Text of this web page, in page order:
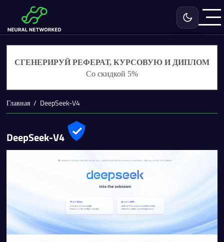
Включить
СГЕНЕРИРУЙ РЕФЕРАТ, КУРСОВУЮ И ДИПЛОМ
Со скидкой 5%
Главная DeepSeek-V4
DeepSeek-V4